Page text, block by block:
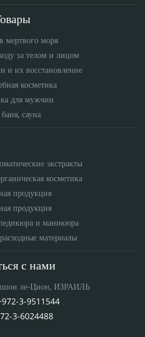
мертвого моря
за телом и лицом
и их восстановление
косметика
для мужчин
сауна
экстракты
косметика
продукция
продукция
и маникюра
материалы
с нами
ле-Цион, ИЗРАИЛЬ
3-9511544
3-6024488